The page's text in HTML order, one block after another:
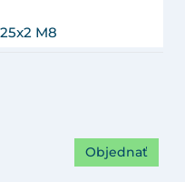
M8
Objednať